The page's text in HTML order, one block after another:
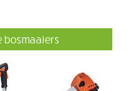
bosmaaiers